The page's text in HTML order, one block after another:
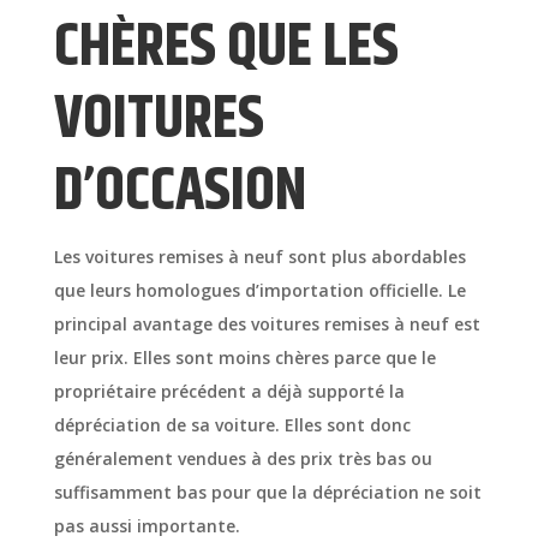
CHÈRES QUE LES
VOITURES
D’OCCASION
Les voitures remises à neuf sont plus abordables
que leurs homologues d’importation officielle. Le
principal avantage des voitures remises à neuf est
leur prix. Elles sont moins chères parce que le
propriétaire précédent a déjà supporté la
dépréciation de sa voiture. Elles sont donc
généralement vendues à des prix très bas ou
suffisamment bas pour que la dépréciation ne soit
pas aussi importante.